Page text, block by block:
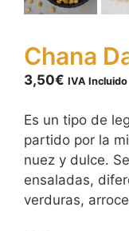
Chana
3,50€ IVA Incluido
Es un tipo de
partido por la
nuez y dulce.
ensaladas,
verduras,